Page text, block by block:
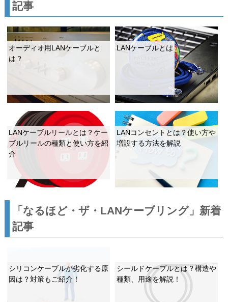
記事
オーディオ用LANケーブルと
は？
LANケーブルとは
LANケーブルリールとは？ケー
ブルリールの種類と使い方を紹
介
LANコンセントとは？使い方や
増設する方法を解説
「なるほど・ザ・LANケーブリング」新着
記事
シリコンケーブルが劣化する原
因は？対策もご紹介！
シールドケーブルとは？構造や
種類、用途を解説！